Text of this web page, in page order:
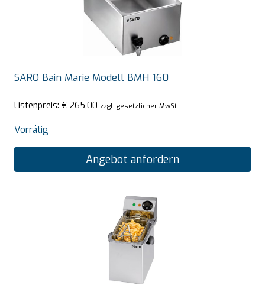
SARO Bain Marie Modell BMH 160
Listenpreis: € 265,00 zzgl. gesetzlicher MwSt.
Vorrätig
Angebot anfordern